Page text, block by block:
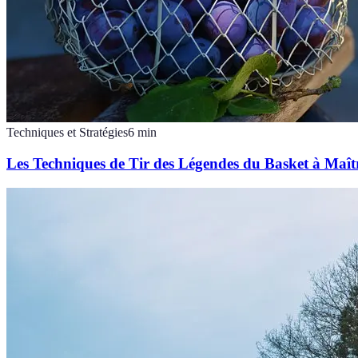
Techniques et Stratégies6 min
Les Techniques de Tir des Légendes du Basket à